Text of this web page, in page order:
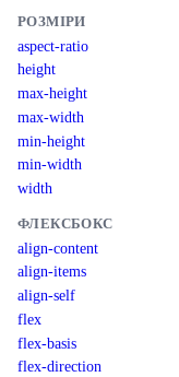
РОЗМІРИ
aspect-ratio
height
max-height
max-width
min-height
min-width
width
ФЛЕКСБОКС
align-content
align-items
align-self
flex
flex-basis
flex-direction